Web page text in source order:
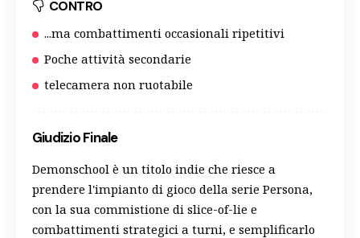
CONTRO
...ma combattimenti occasionali ripetitivi
Poche attività secondarie
telecamera non ruotabile
Giudizio Finale
Demonschool è un titolo indie che riesce a
prendere l'impianto di gioco della serie Persona,
con la sua commistione di slice-of-lie e
combattimenti strategici a turni, e semplificarlo